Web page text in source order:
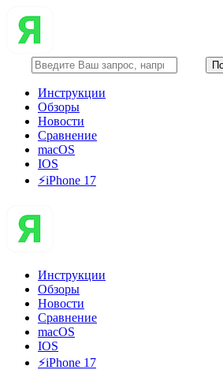
Инструкции
Обзоры
Новости
Сравнение
macOS
IOS
⚡️iPhone 17
Инструкции
Обзоры
Новости
Сравнение
macOS
IOS
⚡️iPhone 17